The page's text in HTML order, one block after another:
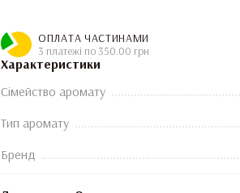
ОПЛАТА ЧАСТИНАМИ
3 платежі по 350.00 грн
Характеристики
Сімейство аромату
Тип аромату
Бренд